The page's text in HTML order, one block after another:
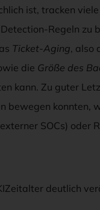
ist, tracken viele
Regeln zu
Ticket-Aging, also
die Größe des
kann. Zu guter
bewegen konnten,
SOCs) oder
deutlich